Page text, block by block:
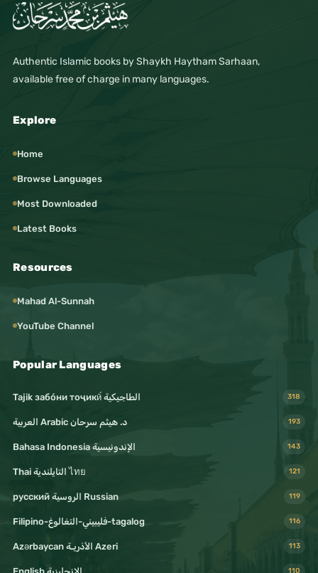
Authentic Islamic books by Shaykh Haytham Sarhaan,
available free of charge in many languages.
Explore
Home
Browse Languages
Most Downloaded
Latest Books
Resources
Mahad Al-Sunnah
YouTube Channel
Popular Languages
Tajik забо́ни тоҷикӣ́ الطاجيكية 318
د. هيثم سرحان Arabic العربية 193
Bahasa Indonesia الإندونيسية 143
Thai التايلندية ไทย 121
русский الروسية Russian 119
Filipino-فليبيني-التغالوغ-tagalog 116
Azərbaycan الأذريـة Azeri 113
110